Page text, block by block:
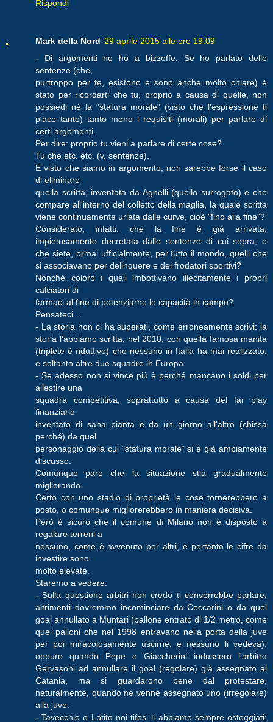
Rispondi
Mark della Nord 29 aprile 2015 alle ore 19:09
- Di argomenti ne ho a bizzeffe. Se ho parlato delle
sentenze (che,
purtroppo per te, esistono e sono anche molto chiare) è
stato per ricordarti che tu, proprio a causa di quelle, non
possiedi né la "statura morale" (visto che l'espressione ti
piace tanto) tanto meno i requisiti (morali) per parlare di
certi argomenti.
Per dire: proprio tu vieni a parlare di certe cose?
Tu che etc. etc. (v. sentenze).
E visto che siamo in argomento, non sarebbe forse il caso
di eliminare
quella scritta, inventata da Agnelli (quello surrogato) e che
compare all'interno del colletto della maglia, la quale scritta
viene continuamente urlata dalle curve, cioè "fino alla fine"?
Considerato, infatti, che la fine è già arrivata,
impietosamente decretata dalle sentenze di cui sopra; e
che siete, ormai ufficialmente, per tutto il mondo, quelli che
si associavano per delinquere e dei frodatori sportivi?
Nonché coloro i quali imbottivano illecitamente i propri
calciatori di
farmaci al fine di potenziarne le capacità in campo?
Pensateci...
- La storia non ci ha superati, come erroneamente scrivi: la
storia l'abbiamo scritta, nel 2010, con quella famosa manita
(triplete è riduttivo) che nessuno in Italia ha mai realizzato,
e soltanto altre due squadre in Europa.
- Se adesso non si vince più è perché mancano i soldi per
allestire una
squadra competitiva, soprattutto a causa del far play
finanziario
inventato di sana pianta e da un giorno all'altro (chissà
perché) da quel
personaggio della cui "statura morale" si è già ampiamente
discusso.
Comunque pare che la situazione stia gradualmente
migliorando.
Certo con uno stadio di proprietà le cose tornerebbero a
posto, o comunque migliorerebbero in maniera decisiva.
Però è sicuro che il comune di Milano non è disposto a
regalare terreni a
nessuno, come è avvenuto per altri, e pertanto le cifre da
investire sono
molto elevate.
Staremo a vedere.
- Sulla questione arbitri non credo ti converrebbe parlare,
altrimenti dovremmo incominciare da Ceccarini o da quel
goal annullato a Muntari (pallone entrato di 1/2 metro, come
quei palloni che nel 1998 entravano nella porta della juve
per poi miracolosamente uscirne, e nessuno li vedeva);
oppure quando Pepe e Giaccherini indussero l'arbitro
Gervasoni ad annullare il goal (regolare) già assegnato al
Catania, ma si guardarono bene dal protestare,
naturalmente, quando ne venne assegnato uno (irregolare)
alla juve.
- Tavecchio e Lotito noi tifosi li abbiamo sempre osteggiati: